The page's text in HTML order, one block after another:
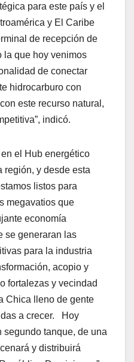
para este país y el
y El Caribe
de recepción de
la que hoy venimos
de conectar
hidrocarburo con
este recurso natural,
indicó.
el Hub energético
región, y desde esta
listos para
megavatios que
economía
se generaran las
para la industria
acopio y
fortalezas y vecindad
Chica lleno de gente
a crecer. Hoy
tanque, de una
y distribuirá